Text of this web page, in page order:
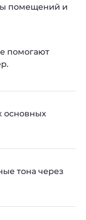
помещений и
помогают
основных
тона через